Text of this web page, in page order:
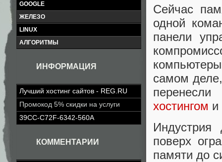
GOOGLE
ЖЕЛЕЗО
LINUX
АЛГОРИТМЫ
ИНФОРМАЦИЯ
Лучший хостинг сайтов - REG.RU
Промокод 5% скидки на услуги
39CC-C72F-6342-560A
КОММЕНТАРИИ
Сейчас
одной
панели
самом
хостингом и
Индустрия
поверх
памяти до